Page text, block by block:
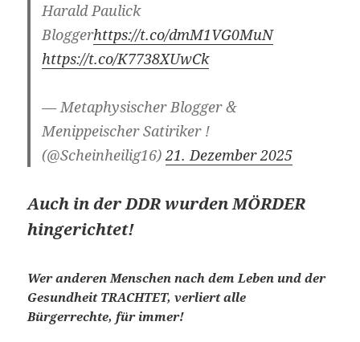
Harald Paulick
Bloggerhttps://t.co/dmM1VG0MuN
https://t.co/K7738XUwCk
— Metaphysischer Blogger &
Menippeischer Satiriker !
(@Scheinheilig16)21. Dezember 2025
Auch in der DDR wurden MÖRDER
hingerichtet!
Wer anderen Menschen nach dem Leben und der
Gesundheit TRACHTET, verliert alle
Bürgerrechte, für immer!